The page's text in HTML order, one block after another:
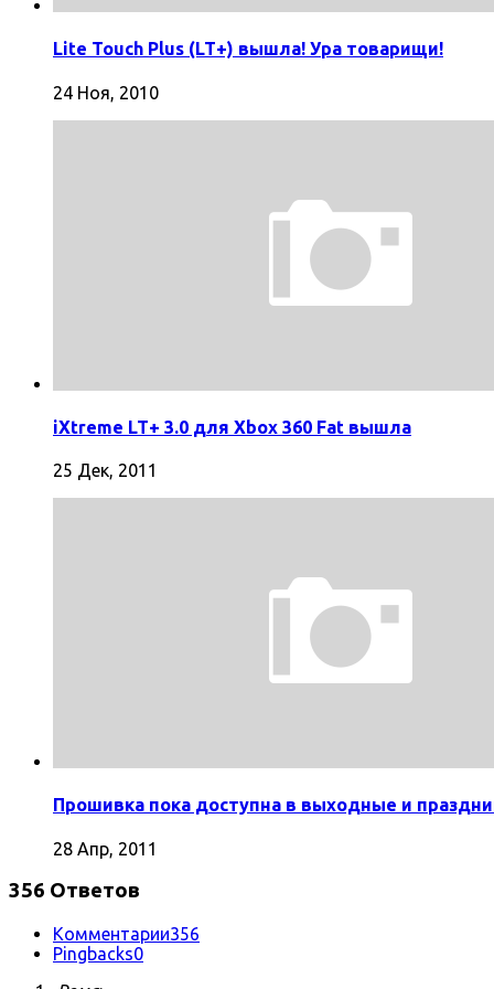
Lite Touch Plus (LT+) вышла! Ура товарищи!
24 Ноя, 2010
iXtreme LT+ 3.0 для Xbox 360 Fat вышла
25 Дек, 2011
Прошивка пока доступна в выходные и
28 Апр, 2011
356 Ответов
Комментарии356
Pingbacks0